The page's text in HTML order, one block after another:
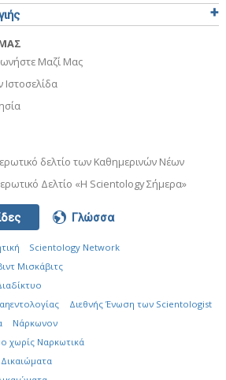
Μαζί Μας
Ιστοσελίδα
δελτίο των Καθημερινών Νέων
Δελτίο «Η Scientology Σήμερα»
Γλώσσα
Scientology Network
Μισκάβιτς
Διεθνής Ένωση των Scientologist
Νάρκωνον
χωρίς Ναρκωτικά